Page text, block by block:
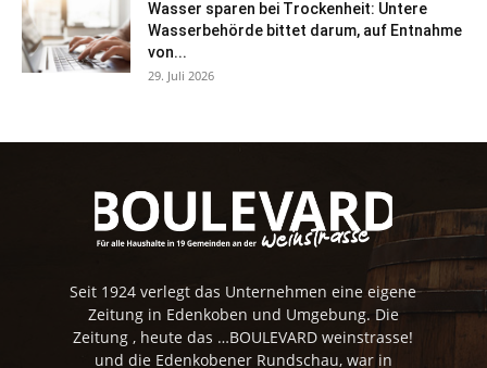
Wasser sparen bei Trockenheit: Untere
Wasserbehörde bittet darum, auf Entnahme
von...
29. Juli 2026
Seit 1924 verlegt das Unternehmen eine eigene
Zeitung in Edenkoben und Umgebung. Die
Zeitung , heute das …BOULEVARD weinstrasse!
und die Edenkobener Rundschau, war in